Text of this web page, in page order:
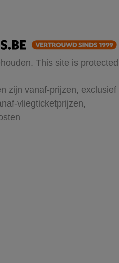
This site is protected
zijn vanaf-prijzen, exclusief
vliegticketprijzen,